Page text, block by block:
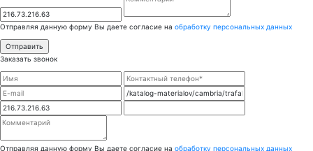
Отправляя данную форму Вы даете согласие на обработку персональных данных
Заказать звонок
Отправляя данную форму Вы даете согласие на обработку персональных данных